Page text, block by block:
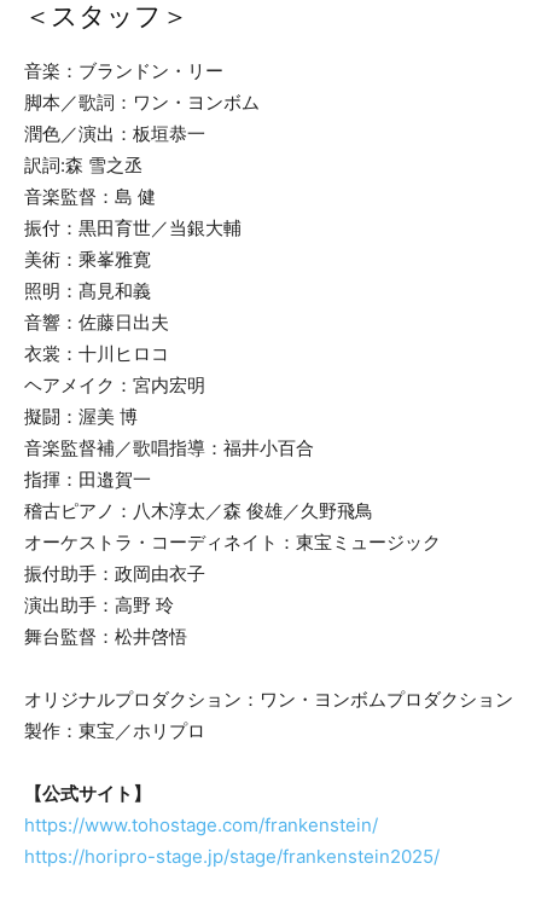
＜スタッフ＞
音楽：ブランドン・リー
脚本／歌詞：ワン・ヨンボム
潤色／演出：板垣恭一
訳詞:森 雪之丞
音楽監督：島 健
振付：黒田育世／当銀大輔
美術：乘峯雅寛
照明：髙見和義
音響：佐藤日出夫
衣裳：十川ヒロコ
ヘアメイク：宮内宏明
擬闘：渥美 博
音楽監督補／歌唱指導：福井小百合
指揮：田邉賀一
稽古ピアノ：八木淳太／森 俊雄／久野飛鳥
オーケストラ・コーディネイト：東宝ミュージック
振付助手：政岡由衣子
演出助手：高野 玲
舞台監督：松井啓悟
オリジナルプロダクション：ワン・ヨンボムプロダクション
製作：東宝／ホリプロ
【公式サイト】
https://www.tohostage.com/frankenstein/
https://horipro-stage.jp/stage/frankenstein2025/